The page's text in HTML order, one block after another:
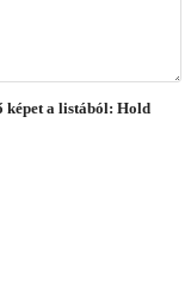
képet a listából: Hold